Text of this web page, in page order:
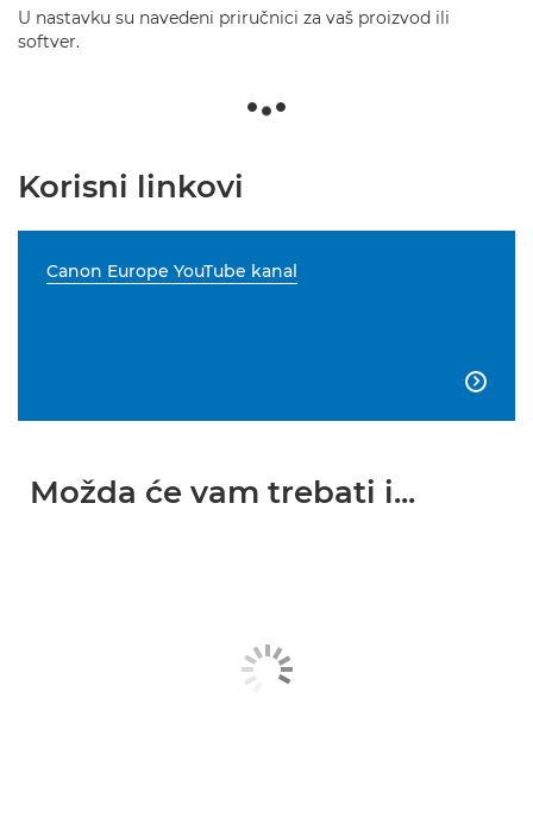
U nastavku su navedeni priručnici za vaš proizvod ili
softver.
Korisni linkovi
Canon Europe YouTube kanal

Možda će vam trebati i...